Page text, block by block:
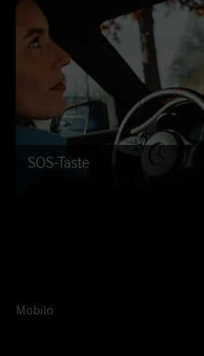
SOS-Taste
Mobilo